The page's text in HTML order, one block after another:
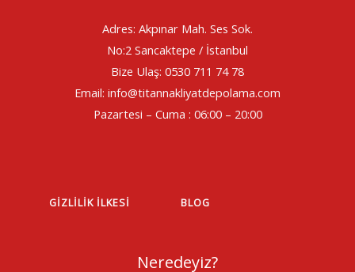
Adres: Akpınar Mah. Ses Sok.
No:2 Sancaktepe / İstanbul
Bize Ulaş: 0530 711 74 78
Email: info@titannakliyatdepolama.com
Pazartesi – Cuma : 06:00 – 20:00
GIZLILIK İLKESI BLOG
Neredeyiz?